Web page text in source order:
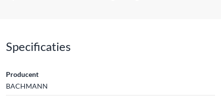
Specificaties
Producent
BACHMANN